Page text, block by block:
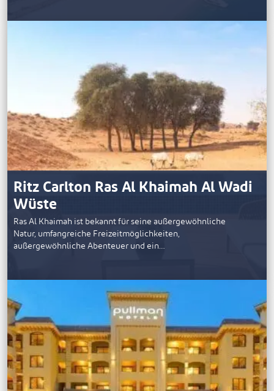
Ritz Carlton Ras Al Khaimah Al Wadi
Wüste
Ras Al Khaimah ist bekannt für seine außergewöhnliche
Natur, umfangreiche Freizeitmöglichkeiten,
außergewöhnliche Abenteuer und ein…